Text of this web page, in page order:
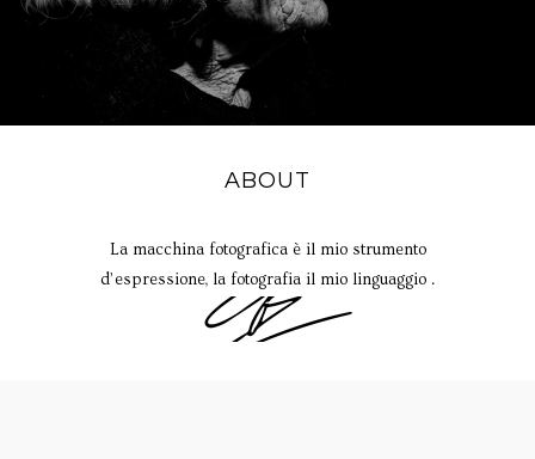
ABOUT
La macchina fotografica è il mio strumento
d’espressione, la fotografia il mio linguaggio .